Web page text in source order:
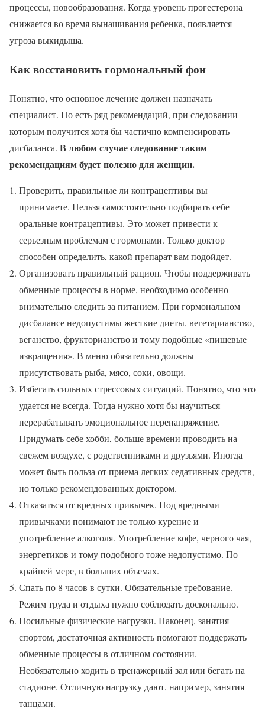
процессы, новообразования. Когда уровень прогестерона
снижается во время вынашивания ребенка, появляется
угроза выкидыша.
Как восстановить гормональный фон
Понятно, что основное лечение должен назначать
специалист. Но есть ряд рекомендаций, при следовании
которым получится хотя бы частично компенсировать
дисбаланса. В любом случае следование таким
рекомендациям будет полезно для женщин.
Проверить, правильные ли контрацептивы вы
принимаете. Нельзя самостоятельно подбирать себе
оральные контрацептивы. Это может привести к
серьезным проблемам с гормонами. Только доктор
способен определить, какой препарат вам подойдет.
Организовать правильный рацион. Чтобы поддерживать
обменные процессы в норме, необходимо особенно
внимательно следить за питанием. При гормональном
дисбалансе недопустимы жесткие диеты, вегетарианство,
веганство, фрукторианство и тому подобные «пищевые
извращения». В меню обязательно должны
присутствовать рыба, мясо, соки, овощи.
Избегать сильных стрессовых ситуаций. Понятно, что это
удается не всегда. Тогда нужно хотя бы научиться
перерабатывать эмоциональное перенапряжение.
Придумать себе хобби, больше времени проводить на
свежем воздухе, с родственниками и друзьями. Иногда
может быть польза от приема легких седативных средств,
но только рекомендованных доктором.
Отказаться от вредных привычек. Под вредными
привычками понимают не только курение и
употребление алкоголя. Употребление кофе, черного чая,
энергетиков и тому подобного тоже недопустимо. По
крайней мере, в больших объемах.
Спать по 8 часов в сутки. Обязательные требование.
Режим труда и отдыха нужно соблюдать досконально.
Посильные физические нагрузки. Наконец, занятия
спортом, достаточная активность помогают поддержать
обменные процессы в отличном состоянии.
Необязательно ходить в тренажерный зал или бегать на
стадионе. Отличную нагрузку дают, например, занятия
танцами.